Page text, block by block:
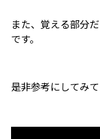
また、覚える部分
です。
是非参考にしてみ